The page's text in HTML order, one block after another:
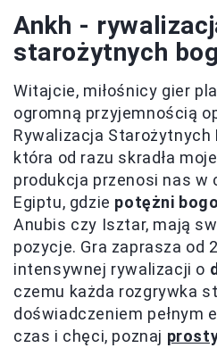
Ankh -
starożytnych
Witajcie, miłośnicy gier
ogromną przyjemnością
Rywalizacja Starożytnych
która od razu skradła
produkcja przenosi nas
Egiptu, gdzie potężni
Anubis czy Isztar, mają
pozycje. Gra zaprasza od
intensywnej rywalizacji o
czemu każda rozgrywka
doświadczeniem pełnym
czas i chęci, poznaj